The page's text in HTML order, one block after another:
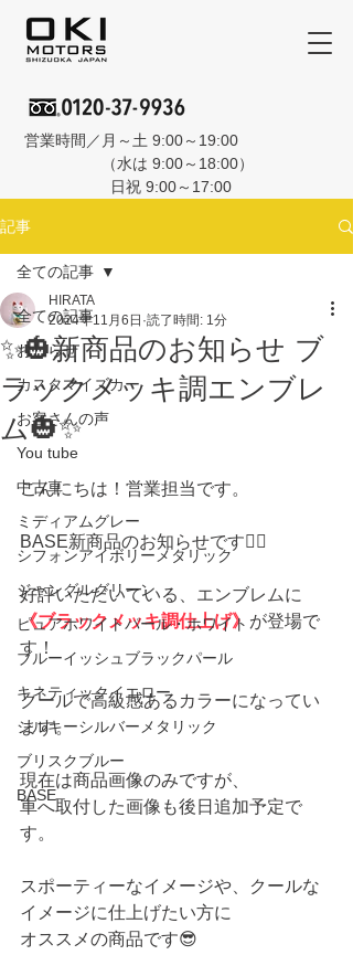
営業時間／月～土 9:00～19:00
（水は 9:00～18:00）
日祝 9:00～17:00
記事
全ての記事
おしらせ
カスタマイズカー
お客さんの声
You tube
中古車
ミディアムグレー
シフォンアイボリーメタリック
ジャングルグリーン
ピュアホワイトパール・ホワイト
ブルーイッシュブラックパール
キネティックイエロー
シルキーシルバーメタリック
ブリスクブルー
BASE
全ての記事
✨🎃新商品のお知らせ ブ
ラックメッキ調エンブレ
ム🎃✨
HIRATA
2024年11月6日 読了時間: 1分
こんにちは！営業担当です。
BASE新商品のお知らせです💁‍♀️
好評いただいている、エンブレムに
《ブラックメッキ調仕上げ》 が登場で
す！
クールで高級感あるカラーになってい
ます。
現在は商品画像のみですが、
車へ取付した画像も後日追加予定で
す。
スポーティーなイメージや、クールな
イメージに仕上げたい方に
オススメの商品です😎